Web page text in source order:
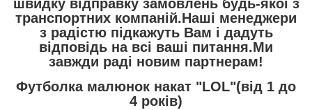
швидку відправку замовлень будь-якої з
транспортних компаній.Наші менеджери
з радістю підкажуть Вам і дадуть
відповідь на всі ваші питання.Ми
завжди раді новим партнерам!
Футболка малюнок накат "LOL"(від 1 до
4 років)